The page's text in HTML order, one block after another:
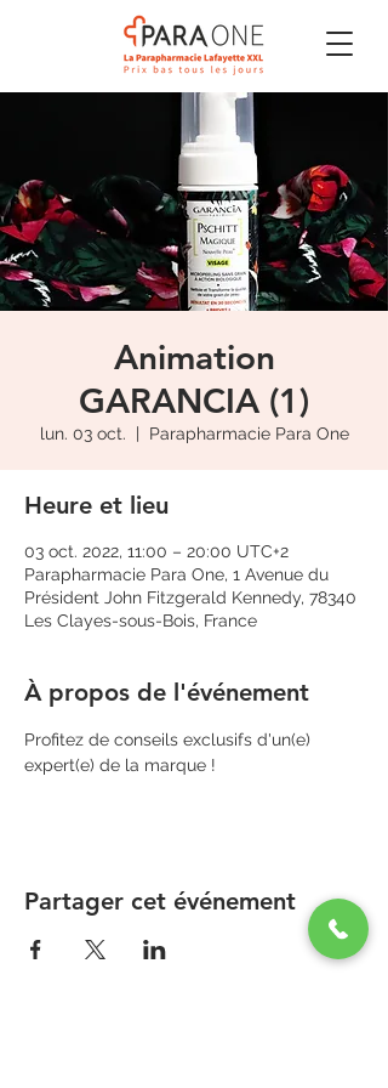
Animation
GARANCIA (1)
lun. 03 oct.
  |
Parapharmacie Para One
Heure et lieu
03 oct. 2022, 11:00 – 20:00 UTC+2
Parapharmacie Para One, 1 Avenue du
Président John Fitzgerald Kennedy, 78340
Les Clayes-sous-Bois, France
À propos de l'événement
Profitez de conseils exclusifs d'un(e)
expert(e) de la marque !
Partager cet événement